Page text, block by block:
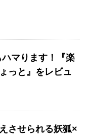
マります！『楽
っと』をレビュ
させられる妖狐×